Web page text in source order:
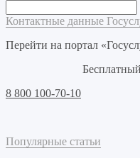
Контактные данные
Перейти на портал
8 800 100-70-10
Популярные статьи